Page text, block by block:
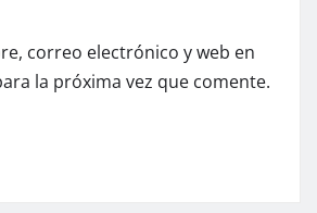
correo electrónico y web en
la próxima vez que comente.